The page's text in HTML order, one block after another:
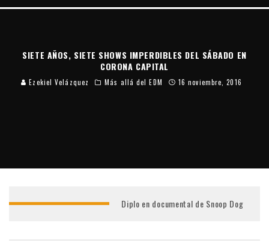
METALLICA REGRESA A MÉXICO POR PARTIDA DOBLE
SIETE AÑOS, SIETE SHOWS IMPERDIBLES DEL SÁBADO EN
CORONA CAPITAL
Ezekiel Velázquez Más allá del EDM 16 noviembre, 2016
Diplo en documental de Snoop Dog